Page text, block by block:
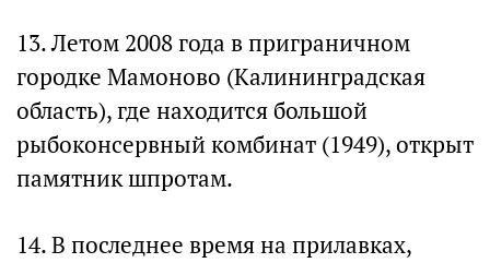
13. Летом 2008 года в приграничном
городке Мамоново (Калининградская
область), где находится большой
рыбоконсервный комбинат (1949), открыт
памятник шпротам.
14. В последнее время на прилавках,